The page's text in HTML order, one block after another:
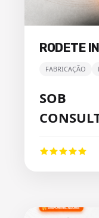
RODETE
FABRICAÇÃO
SOB